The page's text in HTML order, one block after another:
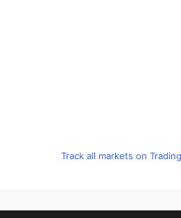
Track all markets on